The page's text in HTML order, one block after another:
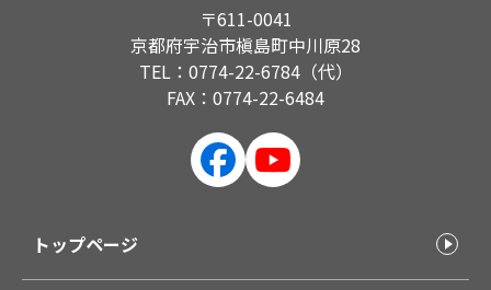
〒611-0041
京都府宇治市槇島町中川原28
TEL：0774-22-6784（代）
FAX：0774-22-6484
トップページ